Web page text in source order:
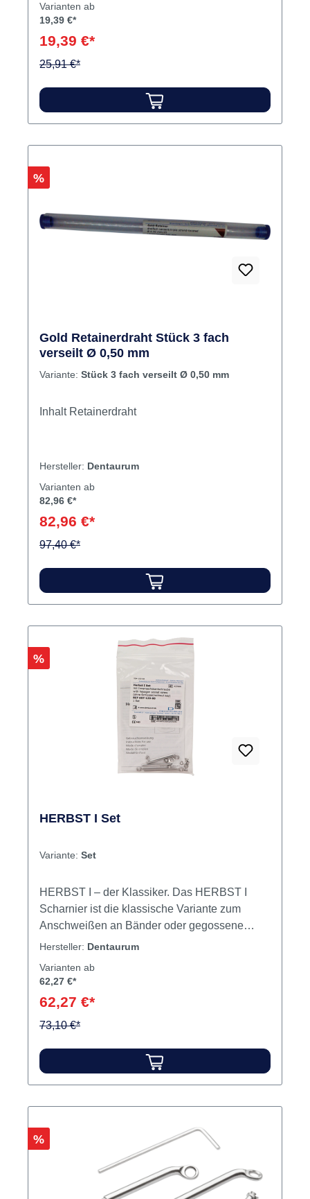
Wachstum bei Verwendung einer
Varianten ab
19,39 €*
19,39 €*
25,91 €*
Rabatt
%
Gold Retainerdraht Stück 3 fach
verseilt Ø 0,50 mm
Variante: Stück 3 fach verseilt Ø 0,50 mm
Inhalt Retainerdraht
Hersteller: Dentaurum
Varianten ab
82,96 €*
82,96 €*
97,40 €*
Rabatt
%
HERBST I Set
Variante: Set
HERBST I – der Klassiker. Das HERBST I
Scharnier ist die klassische Variante zum
Anschweißen an Bänder oder gegossene
Schienen. Je nach Erfahrung und Zielsetzung
die Band- oder Gusstechnik verwendbar. Inhalt
für Herbst I+II links2 Teleskopstangen für
Herbst I+II4 Innensechskantschrauben4 Herbst
Hersteller: Dentaurum
Varianten ab
62,27 €*
62,27 €*
73,10 €*
Rabatt
%